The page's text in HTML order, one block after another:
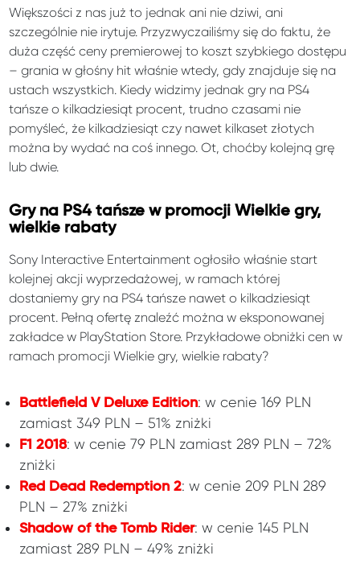
Większości z nas już to jednak ani nie dziwi, ani
szczególnie nie irytuje. Przyzwyczailiśmy się do faktu, że
duża część ceny premierowej to koszt szybkiego dostępu
– grania w głośny hit właśnie wtedy, gdy znajduje się na
ustach wszystkich. Kiedy widzimy jednak gry na PS4
tańsze o kilkadziesiąt procent, trudno czasami nie
pomyśleć, że kilkadziesiąt czy nawet kilkaset złotych
można by wydać na coś innego. Ot, choćby kolejną grę
lub dwie.
Gry na PS4 tańsze w promocji Wielkie gry,
wielkie rabaty
Sony Interactive Entertainment ogłosiło właśnie start
kolejnej akcji wyprzedażowej, w ramach której
dostaniemy gry na PS4 tańsze nawet o kilkadziesiąt
procent. Pełną ofertę znaleźć można w eksponowanej
zakładce w PlayStation Store. Przykładowe obniżki cen w
ramach promocji Wielkie gry, wielkie rabaty?
Battlefield V Deluxe Edition: w cenie 169 PLN
zamiast 349 PLN – 51% zniżki
F1 2018: w cenie 79 PLN zamiast 289 PLN – 72%
zniżki
Red Dead Redemption 2: w cenie 209 PLN 289
PLN – 27% zniżki
Shadow of the Tomb Rider: w cenie 145 PLN
zamiast 289 PLN – 49% zniżki